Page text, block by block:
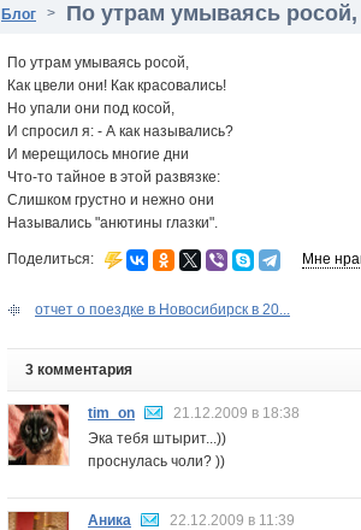
Блог > По утрам умываясь росой,
По утрам умываясь росой,
Как цвели они! Как красовались!
Но упали они под косой,
И спросил я: - А как назывались?
И мерещилось многие дни
Что-то тайное в этой развязке:
Слишком грустно и нежно они
Назывались "анютины глазки".
Поделиться: Мне
отчет о поездке в Новосибирск в 20...
3 комментария
tim_on
21.12.2009 в 18:38
Эка тебя штырит...))
проснулась чоли? ))
Аника
22.12.2009 в 11:39